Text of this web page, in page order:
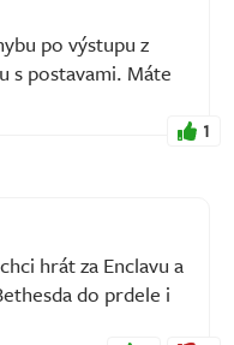
po výstupu z
s postavami. Máte
1
hrát za Enclavu a
do prdele i